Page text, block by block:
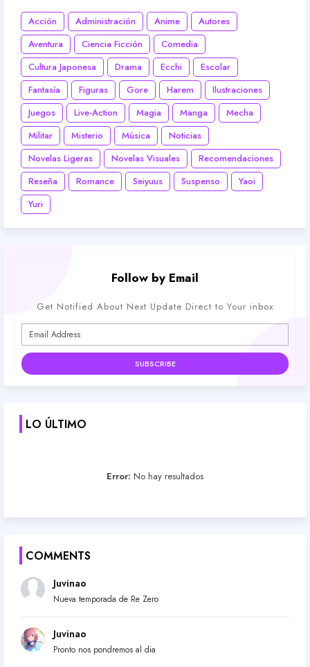
Acción Administración Anime
Autores
Aventura
Ciencia Ficción
Comedia
Cultura Japonesa
Drama Ecchi
Escolar
Fantasía
Figuras Gore Harem
Ilustraciones
Juegos
Live-Action Magia Manga
Mecha
Militar
Misterio Música
Noticias
Novelas Ligeras
Novelas Visuales
Recomendaciones
Reseña
Romance Seiyuus Suspenso
Yaoi
Yuri
Follow by Email
Get Notified About Next Update Direct to Your inbox
LO ÚLTIMO
Error: No hay resultados
COMMENTS
Juvinao
Nueva temporada de Re Zero
Juvinao
Pronto nos pondremos al dia